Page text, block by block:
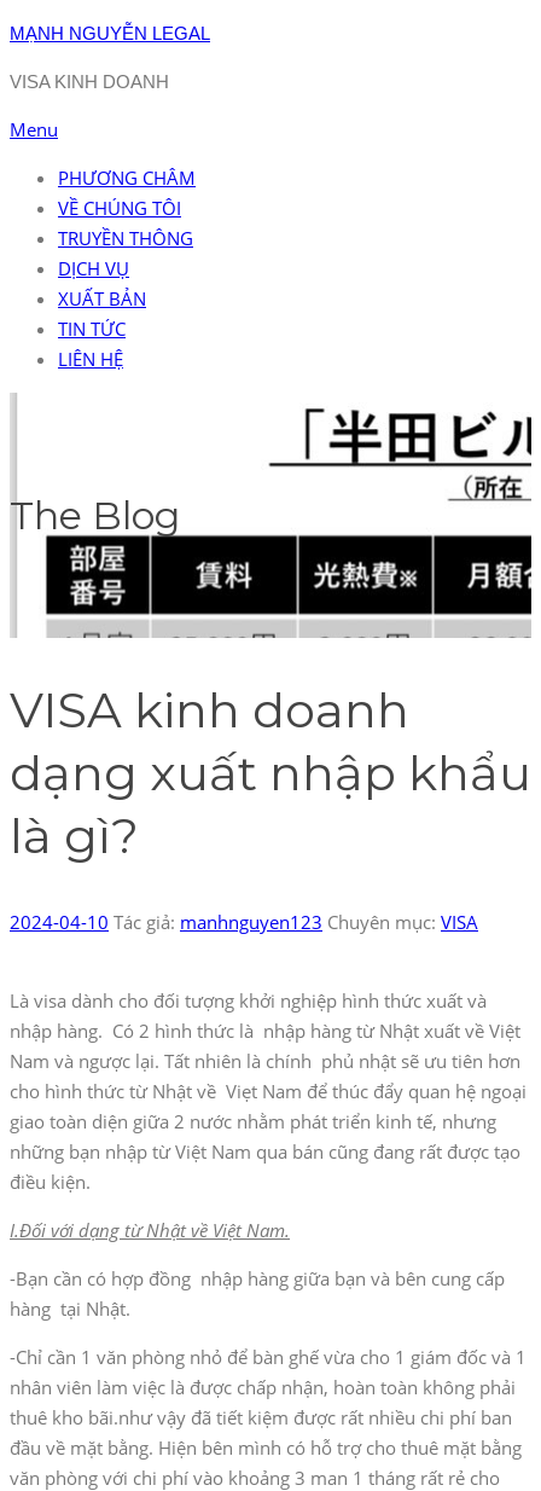
Skip
content
MẠNH NGUYỄN LEGAL
VISA KINH DOANH
Menu
PHƯƠNG CHÂM
VỀ CHÚNG TÔI
TRUYỀN THÔNG
DỊCH VỤ
XUẤT BẢN
TIN TỨC
LIÊN HỆ
The Blog
VISA kinh doanh
dạng xuất nhập khẩu
là gì?
2024-04-10 Tác giả: manhnguyen123 Chuyên mục: VISA
Là visa dành cho đối tượng khởi nghiệp hình thức xuất và
nhập hàng. Có 2 hình thức là nhập hàng từ Nhật xuất về Việt
Nam và ngược lại. Tất nhiên là chính phủ nhật sẽ ưu tiên hơn
cho hình thức từ Nhật về Viẹt Nam để thúc đẩy quan hệ ngoại
giao toàn diện giữa 2 nước nhằm phát triển kinh tế, nhưng
những bạn nhập từ Việt Nam qua bán cũng đang rất được tạo
điều kiện.
I.Đối với dạng từ Nhật về Việt Nam.
-Bạn cần có hợp đồng nhập hàng giữa bạn và bên cung cấp
hàng tại Nhật.
-Chỉ cần 1 văn phòng nhỏ để bàn ghế vừa cho 1 giám đốc và 1
nhân viên làm việc là được chấp nhận, hoàn toàn không phải
thuê kho bãi.như vậy đã tiết kiệm được rất nhiều chi phí ban
đầu về mặt bằng. Hiện bên mình có hỗ trợ cho thuê mặt bằng
văn phòng với chi phí vào khoảng 3 man 1 tháng rất rẻ cho